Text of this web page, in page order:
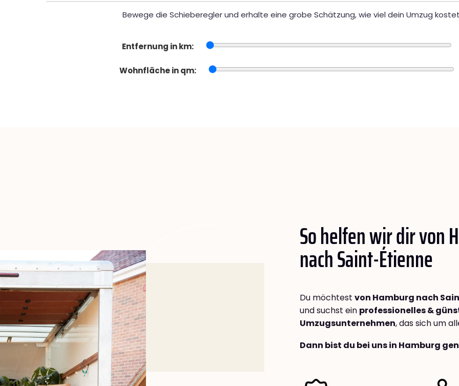
Bewege die Schieberegler und erhalte eine grobe Schätzung, wie viel dein Umzug
Entfernung in km:
Wohnfläche in qm:
So helfen wir dir von
nachSaint-Étienne
Du möchtest von Hamburg nach
und suchst ein professionelles &
Umzugsunternehmen, das sich um
Dann bist du bei uns in Hamburg